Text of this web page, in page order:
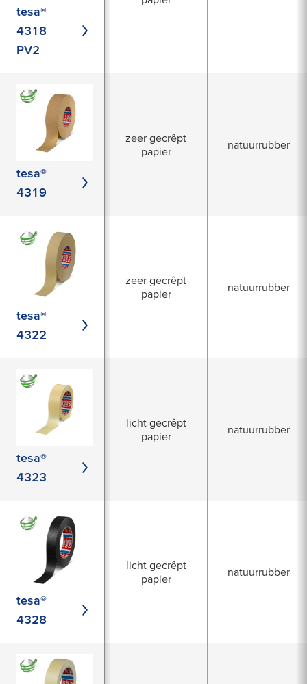
tesa®
4318
PV2
tesa®
4319
zeer gecrêpt
papier
natuurrubber
tesa®
4322
zeer gecrêpt
papier
natuurrubber
tesa®
4323
licht gecrêpt
papier
natuurrubber
tesa®
4328
licht gecrêpt
papier
natuurrubber